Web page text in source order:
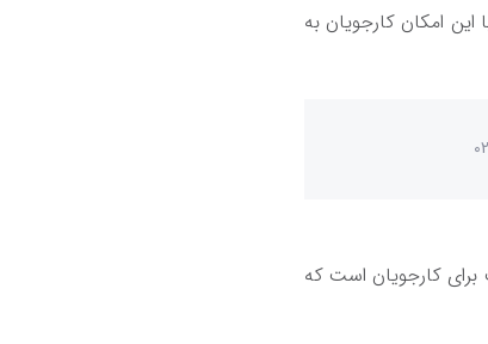
امکان کارجویان به
کارجویان است که